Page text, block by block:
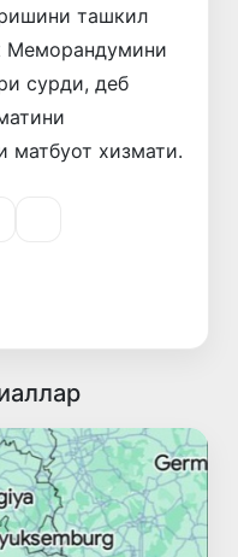
ташкил
Меморандумини
сурди, деб
матбуот хизмати.